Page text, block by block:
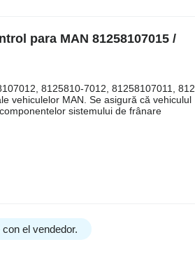
para MAN 81258107015 /
8125810-7012, 81258107011,
vehiculelor MAN. Se asigură că vehiculul
sistemului de frânare
el vendedor.